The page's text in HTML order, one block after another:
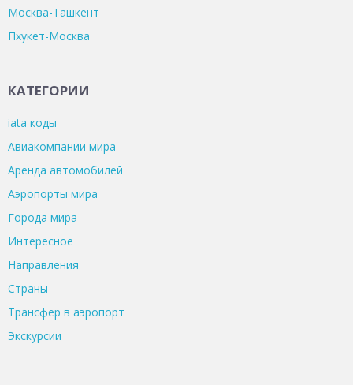
Москва-Ташкент
Пхукет-Москва
КАТЕГОРИИ
iata коды
Авиакомпании мира
Аренда автомобилей
Аэропорты мира
Города мира
Интересное
Направления
Страны
Трансфер в аэропорт
Экскурсии